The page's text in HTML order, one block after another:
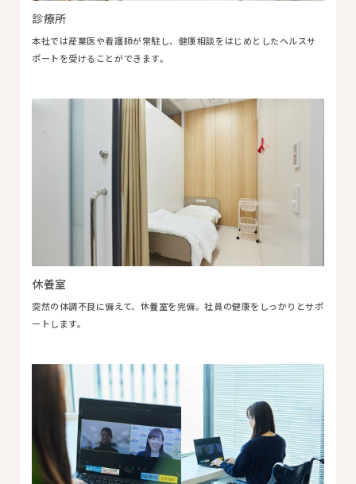
診療所
本社では産業医や看護師が常駐し、健康相談をはじめとしたヘルスサ
ポートを受けることができます。
休養室
突然の体調不良に備えて、休養室を完備。社員の健康をしっかりとサポ
ートします。